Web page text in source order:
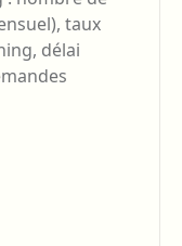
taux
délai